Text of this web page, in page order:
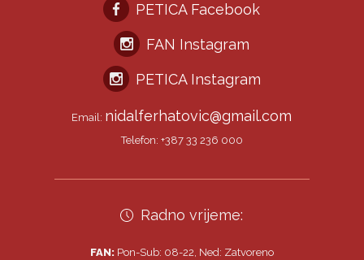
PETICA Facebook
FAN Instagram
PETICA Instagram
Email: nidalferhatovic@gmail.com
Telefon: +387 33 236 000
Radno vrijeme:
FAN:Pon-Sub: 08-22, Ned: Zatvoreno